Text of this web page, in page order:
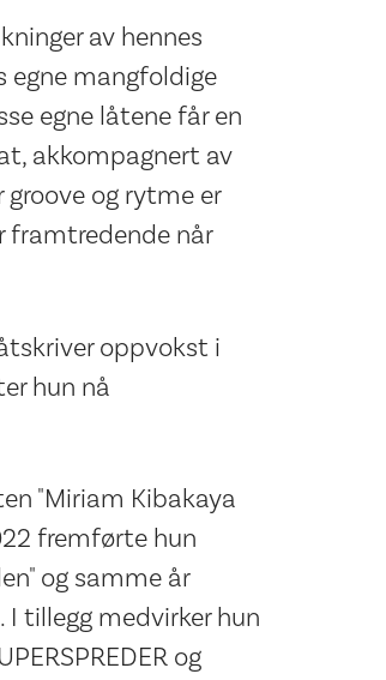
av hennes
egne mangfoldige
egne låtene får en
akkompagnert av
og rytme er
framtredende når
oppvokst i
hun nå
"Miriam Kibakaya
fremførte hun
og samme år
tillegg medvirker hun
og